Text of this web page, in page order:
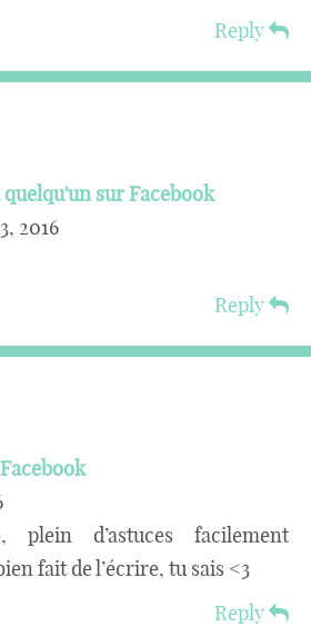
Reply
quelqu'un sur Facebook
2016
Reply
d’astuces facilement
fait de l’écrire, tu sais <3
Reply